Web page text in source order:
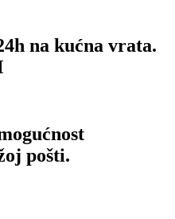
na kućna vrata.
pošti.